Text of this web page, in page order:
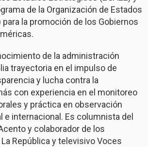
de la Organización de Estados
para la promoción de los Gobiernos
de la administración
trayectoria en el impulso de
y lucha contra la
con experiencia en el monitoreo
y práctica en observación
e internacional. Es columnista del
y colaborador de los
República y televisivo Voces